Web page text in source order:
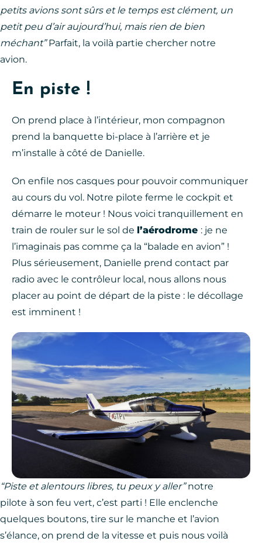
petits avions sont sûrs et le temps est clément, un
petit peu d’air aujourd’hui, mais rien de bien
méchant”Parfait, la voilà partie chercher notre
avion.
En piste !
On prend place à l’intérieur, mon compagnon
prend la banquette bi-place à l’arrière et je
m’installe à côté de Danielle.
On enfile nos casques pour pouvoir communiquer
au cours du vol. Notre pilote ferme le cockpit et
démarre le moteur ! Nous voici tranquillement en
train de rouler sur le sol de l’aérodrome : je ne
l’imaginais pas comme ça la “balade en avion” !
Plus sérieusement, Danielle prend contact par
radio avec le contrôleur local, nous allons nous
placer au point de départ de la piste : le décollage
est imminent !
“Piste et alentours libres, tu peux y aller”notre
pilote à son feu vert, c’est parti ! Elle enclenche
quelques boutons, tire sur le manche et l’avion
s’élance, on prend de la vitesse et puis nous voilà